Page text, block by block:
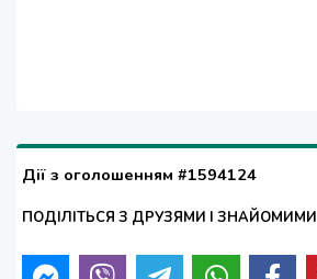
Дії з оголошенням #1594124
ПОДІЛІТЬСЯ З ДРУЗЯМИ І ЗНАЙОМИМИ